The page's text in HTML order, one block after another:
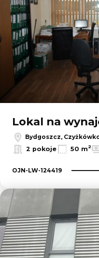
Lokal na
Bydgoszcz,
2 pokoje
50 m2
OJN-LW-124419